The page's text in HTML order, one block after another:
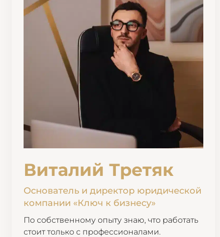
Виталий Третяк
Основатель и директор юридической
компании «Ключ к бизнесу»
По собственному опыту знаю, что работать
стоит только с профессионалами.